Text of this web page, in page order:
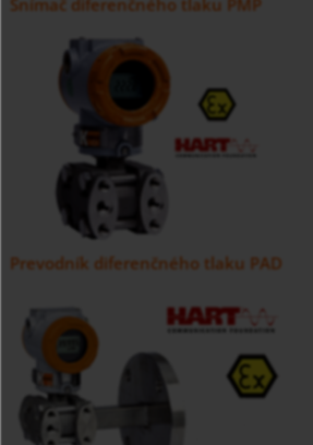
Snímač diferenčného tlaku PMP
Prevodník diferenčného tlaku PAD